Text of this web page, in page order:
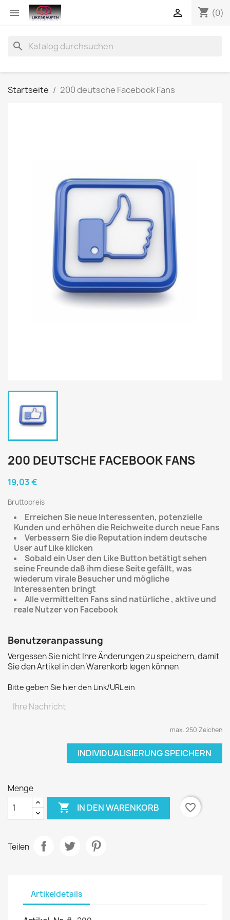
 shopping_cart (0)

search
Startseite 200 deutsche Facebook Fans
200 DEUTSCHE FACEBOOK FANS
19,03 €
Bruttopreis
Erreichen Sie neue Interessenten, potenzielle
Kunden und erhöhen die Reichweite durch neue Fans
Verbessern Sie die Reputation indem deutsche
User auf Like klicken
Sobald ein User den Like Button betätigt sehen
seine Freunde daß ihm diese Seite gefällt, was
wiederum virale Besucher und mögliche
Interessenten bringt
Alle vermittelten Fans sind natürliche , aktive und
reale Nutzer von Facebook
Benutzeranpassung
Vergessen Sie nicht Ihre Änderungen zu speichern, damit
Sie den Artikel in den Warenkorb legen können
Bitte geben Sie hier den Link/URL ein
max. 250 Zeichen
INDIVIDUALISIERUNG SPEICHERN
Menge
 IN DEN WARENKORB favorite_border
Teilen
Artikeldetails